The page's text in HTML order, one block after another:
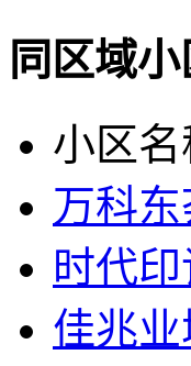
同区域小
小区名
万科
时代
佳兆